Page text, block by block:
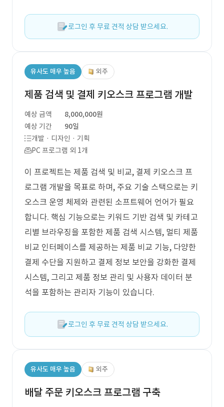
로그인 후 무료 견적 상담 받으세요.
유사도 매우 높음 외주
제품 검색 및 결제 키오스크 프로그램 개발
예상 금액
8,000,000원
예상 기간
90일
개발 · 디자인 · 기획
PC 프로그램 외 1개
이 프로젝트는 제품 검색 및 비교, 결제 키오스크 프
로그램 개발을 목표로 하며, 주요 기술 스택으로는 키
오스크 운영 체제와 관련된 소프트웨어 언어가 필요
합니다. 핵심 기능으로는 키워드 기반 검색 및 카테고
리별 브라우징을 포함한 제품 검색 시스템, 멀티 제품
비교 인터페이스를 제공하는 제품 비교 기능, 다양한
결제 수단을 지원하고 결제 정보 보안을 강화한 결제
시스템, 그리고 제품 정보 관리 및 사용자 데이터 분
석을 포함하는 관리자 기능이 있습니다.
로그인 후 무료 견적 상담 받으세요.
유사도 매우 높음 외주
배달 주문 키오스크 프로그램 구축